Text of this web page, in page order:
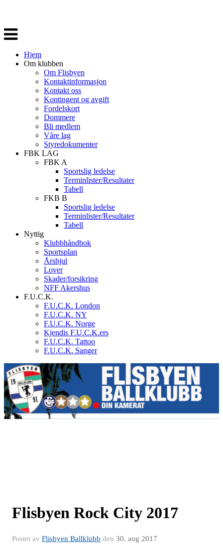
Veksle
navigasjon
Hjem
Om klubben
Om Flisbyen
Kontaktinformasjon
Kontakt oss
Kontingent og avgift
Fordelskort
Dommere
Bli medlem
Våre lag
Styredokumenter
FBK LAG
FBK A
Sportslig ledelse
Terminlister/Resultater
Tabell
FKB B
Sportslig ledelse
Terminlister/Resultater
Tabell
Nyttig
Klubbhåndbok
Sportsplan
Årshjul
Lover
Skader/forsikring
NFF Akershus
F.U.C.K.
F.U.C.K. London
F.U.C.K. NY
F.U.C.K. Norge
Kjendis F.U.C.K.ers
F.U.C.K. Tattoo
F.U.C.K. Sanger
Flisbyen Rock City 2017
Postet av Flisbyen Ballklubb den 30. aug 2017